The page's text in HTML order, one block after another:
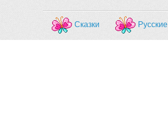
Сказки Русские